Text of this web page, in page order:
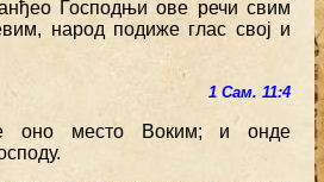
Господњи ове речи свим
народ подиже глас свој и
1 Сам. 11:4
оно место Воким; и онде